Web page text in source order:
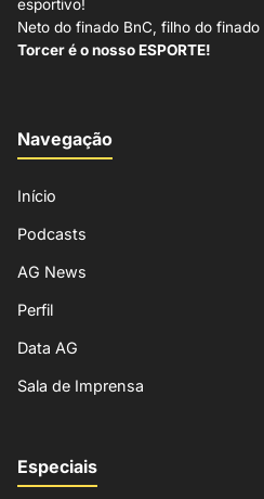
esportivo!
Neto do finado BnC, filho do finado
Torcer é o nosso ESPORTE!
Navegação
Início
Podcasts
AG News
Perfil
Data AG
Sala de Imprensa
Especiais